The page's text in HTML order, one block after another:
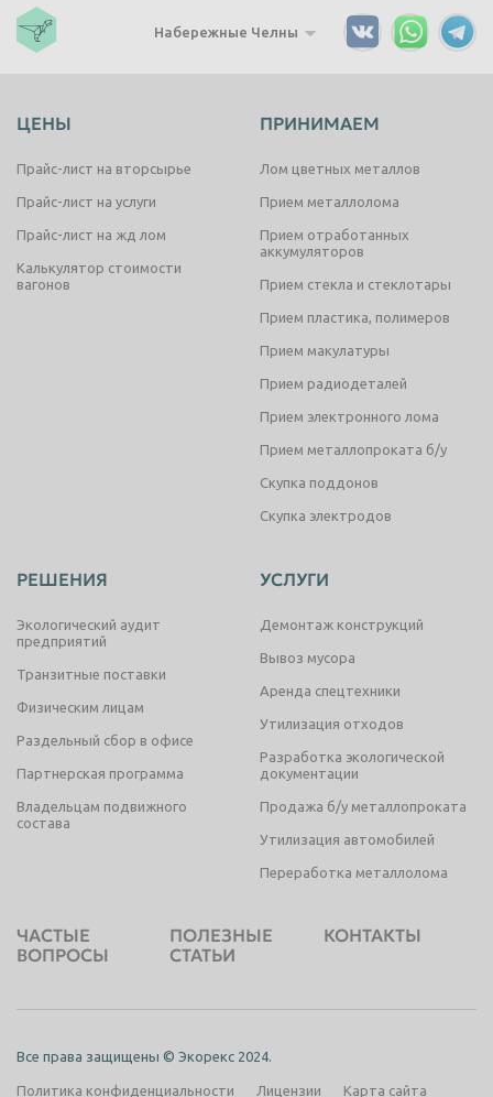
Набережные Челны
ЦЕНЫ
Прайс-лист на вторсырье
Прайс-лист на услуги
Прайс-лист на жд лом
Калькулятор стоимости
вагонов
ПРИНИМАЕМ
Лом цветных металлов
Прием металлолома
Прием отработанных
аккумуляторов
Прием стекла и стеклотары
Прием пластика, полимеров
Прием макулатуры
Прием радиодеталей
Прием электронного лома
Прием металлопроката б/у
Скупка поддонов
Скупка электродов
РЕШЕНИЯ
Экологический аудит
предприятий
Транзитные поставки
Физическим лицам
Раздельный сбор в офисе
Партнерская программа
Владельцам подвижного
состава
УСЛУГИ
Демонтаж конструкций
Вывоз мусора
Аренда спецтехники
Утилизация отходов
Разработка экологической
документации
Продажа б/у металлопроката
Утилизация автомобилей
Переработка металлолома
ЧАСТЫЕ
ВОПРОСЫ
ПОЛЕЗНЫЕ
СТАТЬИ
КОНТАКТЫ
Все права защищены © Экорекс 2024.
Политика конфиденциальности Лицензии Карта сайта